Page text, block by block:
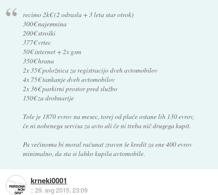
recimo 2k€ (2 odrasla + 3 leta star otrok)
300€ najemnina
200€ stroški
377€ vrtec
50€ internet + 2x gsm
350€ hrana
2x 35€ položnica za registracijo dveh avtomobilov
4x 75€ tankanje dveh avtomobilov
2x 36€ parkirni prostor pred službo
150€ za drobnarije
Tole je 1870 evrov na mesec, torej od plače ostane lih 130 evrov,
če ni nobenega servisa za avto ali če ni treba nič drugega kupit.
Pa večinoma bi moral računat zraven še kredit za ene 400 evrov
minimalno, da sta si lahko kupila avtomobile.
krneki0001
::29. avg 2015, 23:09